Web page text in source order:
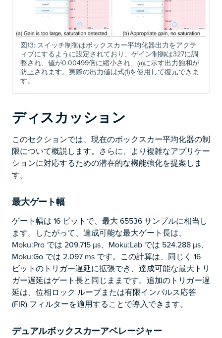
図13: スイッチ制御はボックスカー平均化器出力をアクテ
ィブにするように設定されており、ゲイン制御は327に調
整され、値が0.00499倍に縮小され、(a)に示す出力飽和が
防止されます。実際の出力値は式(1)を使用して復元できま
す。
ディスカッション
このセクションでは、現在のボックスカー平均化器の制
限について概説します。さらに、より複雑なアプリケー
ションに対応するための潜在的な機能強化を提案しま
す。
最大ゲート幅
ゲート幅は 16 ビットで、最大 65536 サンプルに相当し
ます。したがって、達成可能な最大ゲート長は、
Moku:Pro では 209.715 µs、Moku:Lab では 524.288 µs、
Moku:Go では 2.097 ms です。この計算は、同じく 16
ビットのトリガー遅延に拡張でき、達成可能な最大トリ
ガー遅延はゲート長と同じままです。追加のトリガー遅
延は、位相ロック ループまたは有限インパルス応答
(FIR) フィルターを適用することで導入できます。
デュアルボックスカーアベレージャー